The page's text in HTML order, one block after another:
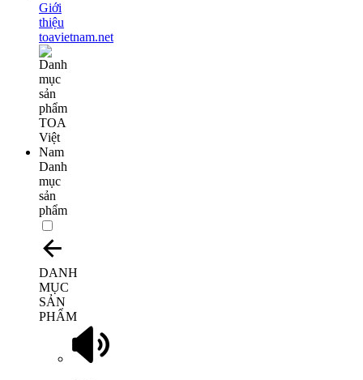
Giới
thiệu
toavietnam.net
Danh
mục
sản
phẩm
DANH
MỤC
SẢN
PHẨM